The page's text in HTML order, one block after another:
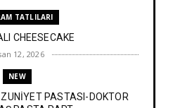
TATLILARI
CHEESECAKE
12, 2026
NEW
PASTASI-DOKTOR